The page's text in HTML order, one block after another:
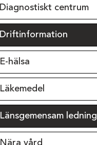
Diagnostiskt centrum
Driftinformation
E-hälsa
Läkemedel
Länsgemensam ledning
Nära vård